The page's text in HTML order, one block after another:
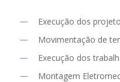
Execução dos
Movimentação de
Execução dos
Montagem